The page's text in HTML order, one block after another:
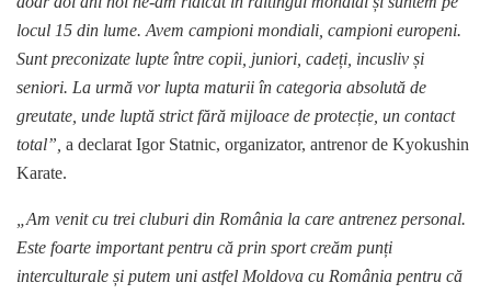
locul 15 din lume. Avem campioni mondiali, campioni europeni.
Sunt preconizate lupte între copii, juniori, cadeți, incusliv și
seniori. La urmă vor lupta maturii în categoria absolută de
greutate, unde luptă strict fără mijloace de protecție, un contact
total”, a declarat Igor Statnic, organizator, antrenor de Kyokushin
Karate.
„Am venit cu trei cluburi din România la care antrenez personal.
Este foarte important pentru că prin sport creăm punți
interculturale și putem uni astfel Moldova cu România pentru că